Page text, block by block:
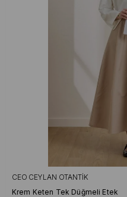
CEO CEYLAN OTANTIK
Krem Keten Tek Düğmeli Etek